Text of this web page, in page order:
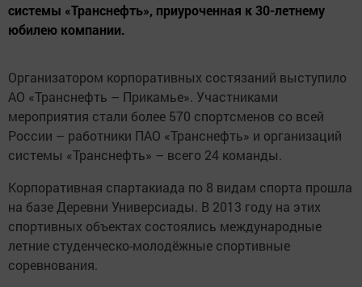
системы «Транснефть», приуроченная к 30-летнему
юбилею компании.
Организатором корпоративных состязаний выступило
АО «Транснефть – Прикамье». Участниками
мероприятия стали более 570 спортсменов со всей
России – работники ПАО «Транснефть» и организаций
системы «Транснефть» – всего 24 команды.
Корпоративная спартакиада по 8 видам спорта прошла
на базе Деревни Универсиады. В 2013 году на этих
спортивных объектах состоялись международные
летние студенческо-молодёжные спортивные
соревнования.